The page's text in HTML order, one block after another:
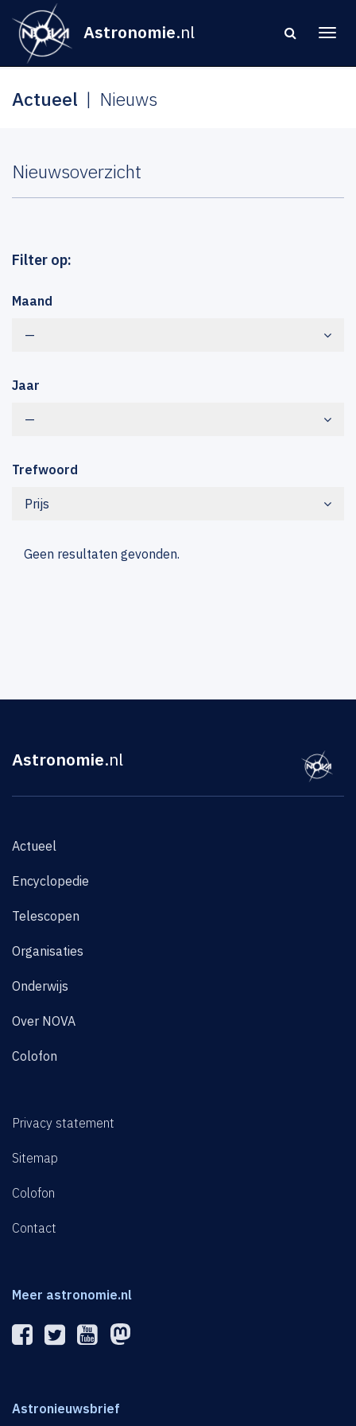
Astronomie.nl
Actueel Nieuws
Nieuwsoverzicht
Filter op:
Maand
—
Jaar
—
Trefwoord
Prijs
Geen resultaten gevonden.
Astronomie.nl
Actueel
Encyclopedie
Telescopen
Organisaties
Onderwijs
Over NOVA
Colofon
Privacy statement
Sitemap
Colofon
Contact
Meer astronomie.nl
Astronieuwsbrief